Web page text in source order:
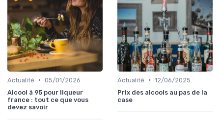
Actualité • 05/01/2026
Alcool à 95 pour liqueur
france : tout ce que vous
devez savoir
Actualité • 12/06/2025
Prix des alcools au pas de la
case